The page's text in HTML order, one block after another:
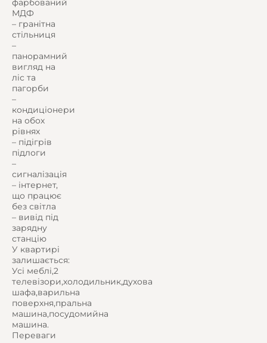
фарбований
МДФ
– гранітна
стільниця
–
панорамний
вигляд на
ліс та
пагорби
–
кондиціонери
на обох
рівнях
– підігрів
підлоги
–
сигналізація
– інтернет,
що працює
без світла
– вивід під
зарядну
станцію
У квартирі
залишається:
Усі меблі,2
телевізори,холодильник,духова
шафа,варильна
поверхня,пральна
машина,посудомийна
машина.
Переваги